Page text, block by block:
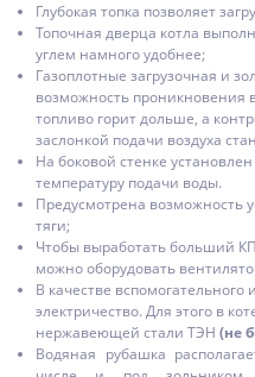
Глубокая топка позволяет
Топочная дверца котла
углем намного удобнее;
Газоплотные загрузочная и
возможность проникновения
топливо горит дольше, а
заслонкой подачи воздуха
На боковой стенке
температуру подачи воды.
Предусмотрена возможность
тяги;
Чтобы выработать больший
можно оборудовать
В качестве
электричество. Для этого в
нержавеющей стали ТЭН (не
Водяная рубашка